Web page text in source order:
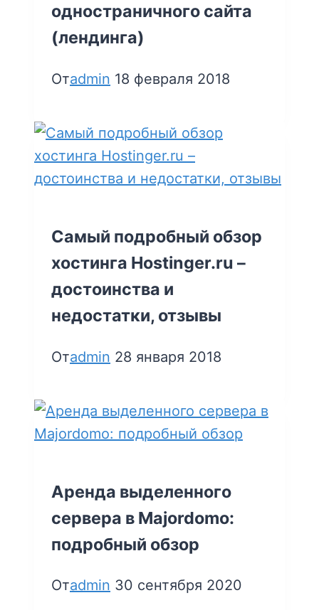
одностраничного сайта
(лендинга)
Отadmin 18 февраля 2018
Самый подробный обзор
хостинга Hostinger.ru –
достоинства и
недостатки, отзывы
Отadmin 28 января 2018
Аренда выделенного
сервера в Majordomo:
подробный обзор
Отadmin 30 сентября 2020